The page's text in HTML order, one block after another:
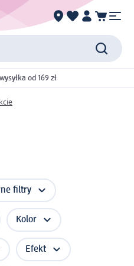
od 169 zł
filtry
Kolor
Efekt